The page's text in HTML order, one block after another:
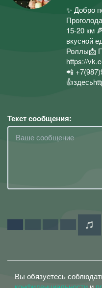
✨ Добро
15-20 км
вкусной
Роллы📩
https://
📲
Текст сообщения:
Вы обязуетесь